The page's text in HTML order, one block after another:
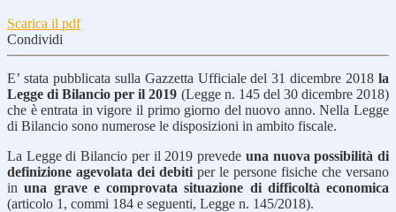
Scarica il pdf
Condividi
E’ stata pubblicata sulla Gazzetta Ufficiale del 31 dicembre 2018 la
Legge di Bilancio per il 2019 (Legge n. 145 del 30 dicembre 2018)
che è entrata in vigore il primo giorno del nuovo anno. Nella Legge
di Bilancio sono numerose le disposizioni in ambito fiscale.
La Legge di Bilancio per il 2019 prevede una nuova possibilità di
definizione agevolata dei debiti per le persone fisiche che versano
inuna grave e comprovata situazione di difficoltà economica
(articolo 1, commi 184 e seguenti, Legge n. 145/2018).